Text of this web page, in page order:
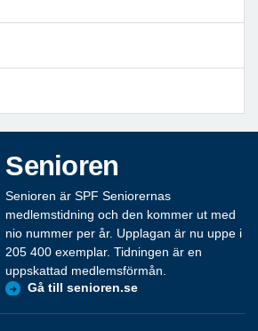
Senioren
Senioren är SPF Seniorernas
medlemstidning och den kommer ut med
nio nummer per år. Upplagan är nu uppe i
205 400 exemplar. Tidningen är en
uppskattad medlemsförmån.
Gå till senioren.se